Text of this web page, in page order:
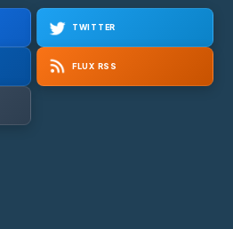
TWITTER
FLUX RSS